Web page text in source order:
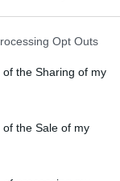
app uses one
or usage behaviour.
to Google and its
specified purposes
Opt Outs
the Sharing of my
the Sale of my